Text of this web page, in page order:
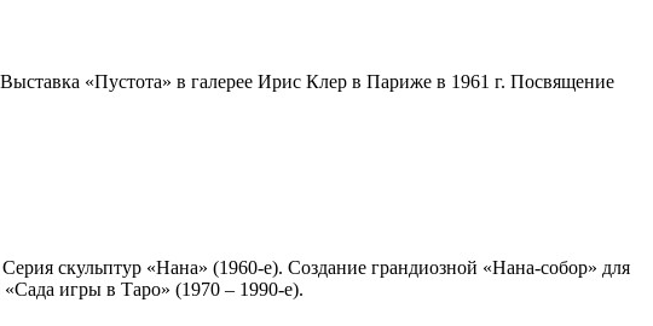
«Пустота» в галерее Ирис Клер в Париже в 1961 г. Посвящение
скульптур «Нана» (1960-е). Создание грандиозной «Нана-собор» для
«Сада игры в Таро» (1970 – 1990-е).